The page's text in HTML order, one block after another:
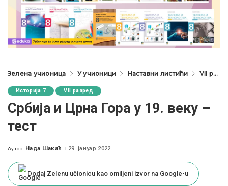
Зелена учионица У учионици Наставни листићи VII разред
Историја 7 VII разред
Србија и Црна Гора у 19. веку –
тест
Posted
Аутор: Нада Шакић 29. јануар 2022.
Dodaj Zelenu učionicu kao omiljeni izvor na Google-u